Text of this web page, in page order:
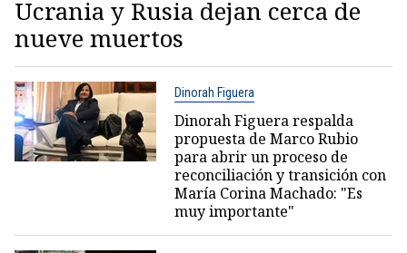
Ucrania y Rusia dejan cerca de
nueve muertos
Dinorah Figuera
Dinorah Figuera respalda
propuesta de Marco Rubio
para abrir un proceso de
reconciliación y transición con
María Corina Machado: "Es
muy importante"